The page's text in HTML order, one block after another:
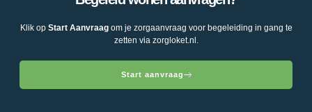
Klik op Start Aanvraagom je zorgaanvraag voor begeleiding in gang te
zetten via zorgloket.nl.
Start aanvraag